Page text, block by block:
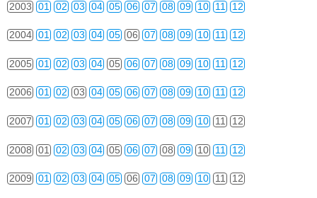
2003 01 02 03 04 05 06 07 08 09 10 11 12
2004 01 02 03 04 05 06 07 08 09 10 11 12
2005 01 02 03 04 05 06 07 08 09 10 11 12
2006 01 02 03 04 05 06 07 08 09 10 11 12
2007 01 02 03 04 05 06 07 08 09 10 11 12
2008 01 02 03 04 05 06 07 08 09 10 11 12
2009 01 02 03 04 05 06 07 08 09 10 11 12